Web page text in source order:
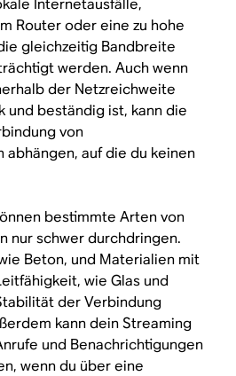
Internetausfälle,
Router oder eine zu hohe
gleichzeitig Bandbreite
werden. Auch wenn
der Netzreichweite
und beständig ist, kann die
von
abhängen, auf die du keinen
bestimmte Arten von
nur schwer durchdringen.
Beton, und Materialien mit
wie Glas und
der Verbindung
kann dein Streaming
und Benachrichtigungen
wenn du über eine